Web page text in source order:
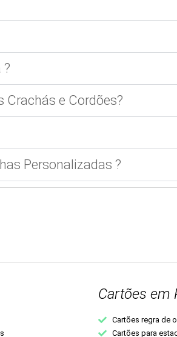
e Cordões?
Personalizadas ?
Cartões em
Cartões regra de
Cartões para